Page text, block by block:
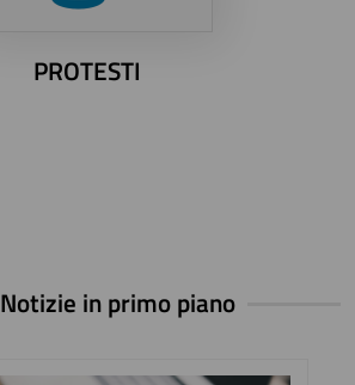
PROTESTI
Notizie in primo piano